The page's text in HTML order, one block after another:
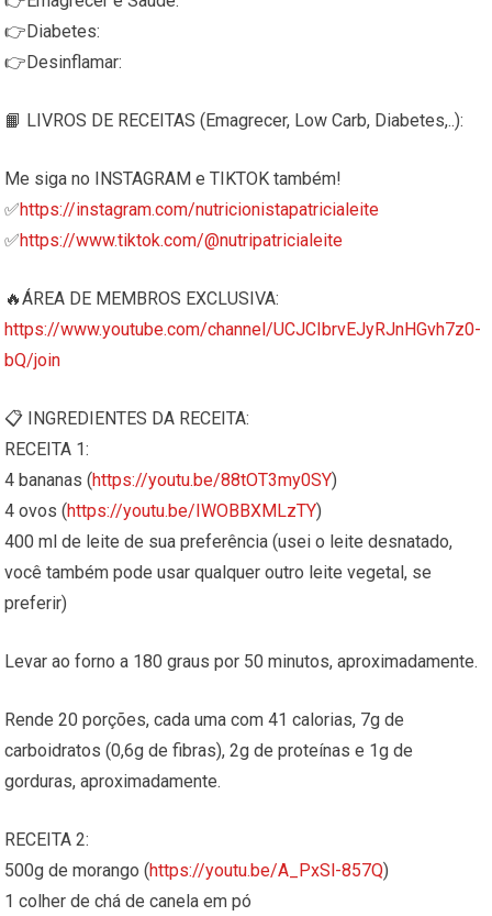
👉Diabetes:
👉Desinflamar:
📙 LIVROS DE RECEITAS (Emagrecer, Low Carb, Diabetes,..):
Me siga no INSTAGRAM e TIKTOK também!
✅https://instagram.com/nutricionistapatricialeite
✅https://www.tiktok.com/@nutripatricialeite
🔥ÁREA DE MEMBROS EXCLUSIVA:
https://www.youtube.com/channel/UCJCIbrvEJyRJnHGvh7z0-
bQ/join
📋 INGREDIENTES DA RECEITA:
RECEITA 1:
4 bananas (https://youtu.be/88tOT3my0SY)
4 ovos (https://youtu.be/IWOBBXMLzTY)
400 ml de leite de sua preferência (usei o leite desnatado,
você também pode usar qualquer outro leite vegetal, se
preferir)
Levar ao forno a 180 graus por 50 minutos, aproximadamente.
Rende 20 porções, cada uma com 41 calorias, 7g de
carboidratos (0,6g de fibras), 2g de proteínas e 1g de
gorduras, aproximadamente.
RECEITA 2:
500g de morango (https://youtu.be/A_PxSl-857Q)
1 colher de chá de canela em pó